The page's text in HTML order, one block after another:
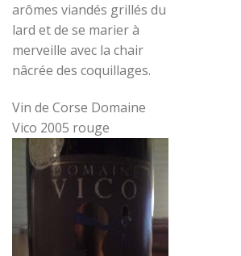
arômes viandés grillés du
lard et de se marier à
merveille avec la chair
nâcrée des coquillages.
Vin de Corse Domaine
Vico 2005 rouge